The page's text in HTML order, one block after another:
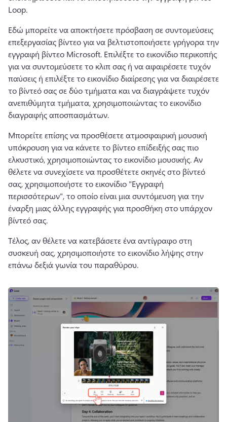
Loop.
Εδώ μπορείτε να αποκτήσετε πρόσβαση σε συντομεύσεις
επεξεργασίας βίντεο για να βελτιστοποιήσετε γρήγορα την
εγγραφή βίντεο Microsoft. Επιλέξτε το εικονίδιο περικοπής
για να συντομεύσετε το κλιπ σας ή να αφαιρέσετε τυχόν
παύσεις ή επιλέξτε το εικονίδιο διαίρεσης για να διαιρέσετε
το βίντεό σας σε δύο τμήματα και να διαγράψετε τυχόν
ανεπιθύμητα τμήματα, χρησιμοποιώντας το εικονίδιο
διαγραφής αποσπασμάτων.
Μπορείτε επίσης να προσθέσετε ατμοσφαιρική μουσική
υπόκρουση για να κάνετε το βίντεο επίδειξής σας πιο
ελκυστικό, χρησιμοποιώντας το εικονίδιο μουσικής. Αν
θέλετε να συνεχίσετε να προσθέτετε σκηνές στο βίντεό
σας, χρησιμοποιήστε το εικονίδιο "Εγγραφή
περισσότερων", το οποίο είναι μια συντόμευση για την
έναρξη μιας άλλης εγγραφής για προσθήκη στο υπάρχον
βίντεό σας.
Τέλος, αν θέλετε να κατεβάσετε ένα αντίγραφο στη
συσκευή σας, χρησιμοποιήστε το εικονίδιο λήψης στην
επάνω δεξιά γωνία του παραθύρου.